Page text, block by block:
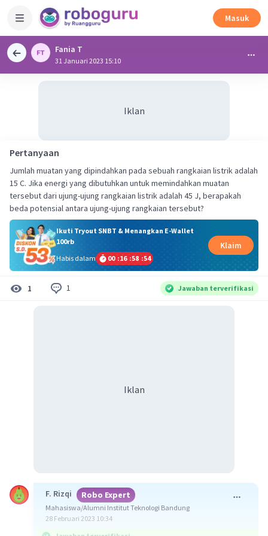
Masuk
Fania T
31 Januari 2023 15:10
Iklan
Pertanyaan
Jumlah muatan yang dipindahkan pada sebuah rangkaian listrik adalah
15 C. Jika energi yang dibutuhkan untuk memindahkan muatan
tersebut dari ujung-ujung rangkaian listrik adalah 45 J, berapakah
Ikuti Tryout SNBT & Menangkan E-Wallet
100rb
Habis dalam
00 :16 :58 :53
Klaim
1 1 Jawaban terverifikasi
Iklan
F. Rizqi Robo Expert
Mahasiswa/Alumni Institut Teknologi Bandung
28 Februari 2023 10:34